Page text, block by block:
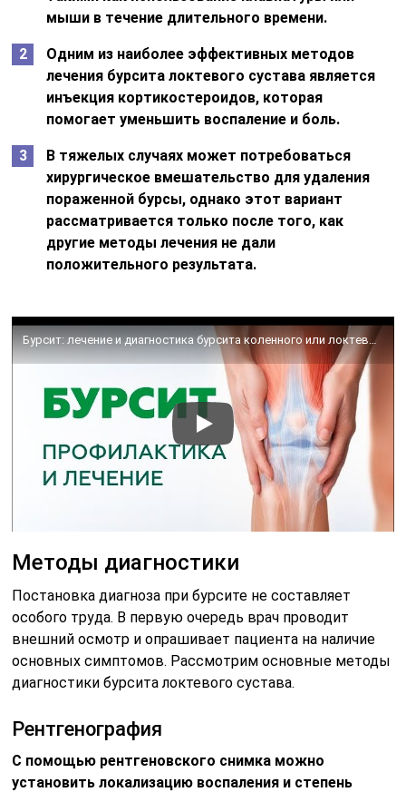
мыши в течение длительного времени.
Одним из наиболее эффективных методов
лечения бурсита локтевого сустава является
инъекция кортикостероидов, которая
помогает уменьшить воспаление и боль.
В тяжелых случаях может потребоваться
хирургическое вмешательство для удаления
пораженной бурсы, однако этот вариант
рассматривается только после того, как
другие методы лечения не дали
положительного результата.
Бурсит: лечение и диагностика бурсита коленного или локтевого сустава
Методы диагностики
Постановка диагноза при бурсите не составляет
особого труда. В первую очередь врач проводит
внешний осмотр и опрашивает пациента на наличие
основных симптомов. Рассмотрим основные методы
диагностики бурсита локтевого сустава.
Рентгенография
С помощью рентгеновского снимка можно
установить локализацию воспаления и степень